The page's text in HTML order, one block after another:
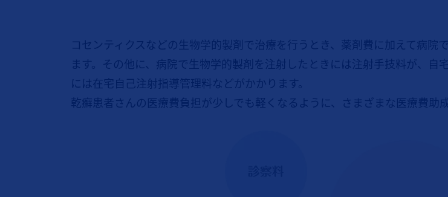
コセンティクスなどの生物学的製剤で治療を行うとき、薬剤費に加えて病
ます。その他に、病院で生物学的製剤を注射したときには注射手技料が、
には在宅自己注射指導管理料などがかかります。
乾癬患者さんの医療費負担が少しでも軽くなるように、さまざまな医療費助